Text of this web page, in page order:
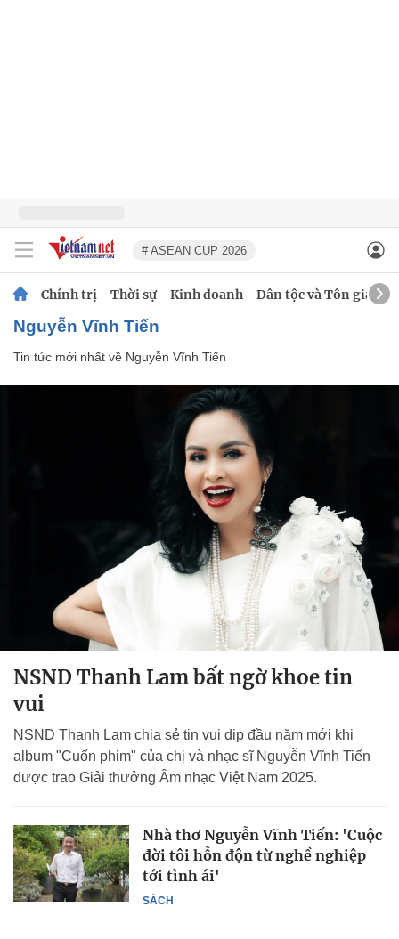
# ASEAN CUP 2026
Chính trị Thời sự Kinh doanh Dân tộc và Tôn giáo
Nguyễn Vĩnh Tiến
Tin tức mới nhất về Nguyễn Vĩnh Tiến
NSND Thanh Lam bất ngờ khoe tin
vui
NSND Thanh Lam chia sẻ tin vui dịp đầu năm mới khi
album "Cuốn phim" của chị và nhạc sĩ Nguyễn Vĩnh Tiến
được trao Giải thưởng Âm nhạc Việt Nam 2025.
SÁCH
Nhà thơ Nguyễn Vĩnh Tiến: 'Cuộc
đời tôi hỗn độn từ nghề nghiệp
tới tình ái'